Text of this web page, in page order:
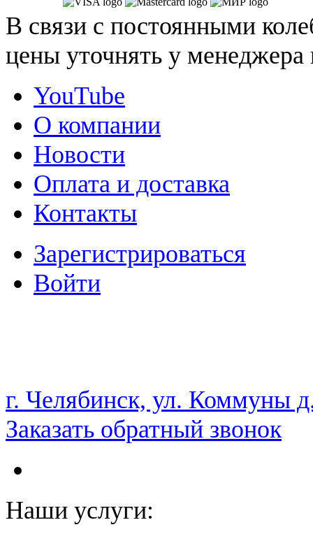
В связи с постоянными
цены уточнять у
YouTube
О компании
Новости
Оплата и доставка
Контакты
Зарегистрироваться
Войти
НАМ ДОВЕРЯЮТ С 2003 ГОДА
г. Челябинск, ул. Коммуны
Заказать обратный звонок
Наши услуги: